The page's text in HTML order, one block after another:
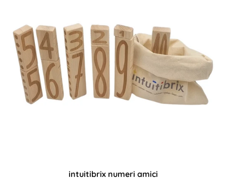
intuitibrix numeri amici